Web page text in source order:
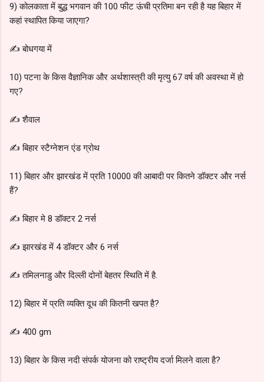
9) कोलकाता में बुद्ध भगवान की 100 फीट ऊंची प्रतिमा बन रही है यह बिहार में
कहां स्थापित किया जाएगा?
✍️ बोधगया में
10) पटना के किस वैज्ञानिक और अर्थशास्त्री की मृत्यु 67 वर्ष की अवस्था में हो
गए?
✍️ शैवाल
✍️ बिहार स्टैग्नेशन एंड ग्रोथ
11) बिहार और झारखंड में प्रति 10000 की आबादी पर कितने डॉक्टर और नर्स
हैं?
✍️ बिहार मे 8 डॉक्टर 2 नर्स
✍️ झारखंड में 4 डॉक्टर और 6 नर्स
✍️ तमिलनाडु और दिल्ली दोनों बेहतर स्थिति में है.
12) बिहार में प्रति व्यक्ति दूध की कितनी खपत है?
✍️ 400 gm
13) बिहार के किस नदी संपर्क योजना को राष्ट्रीय दर्जा मिलने वाला है?